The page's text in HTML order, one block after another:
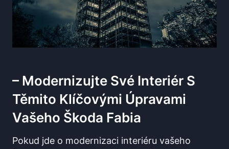
– Modernizujte Své Interiér S
Těmito Klíčovými Úpravami
Vašeho Škoda Fabia
Pokud jde o modernizaci interiéru vašeho